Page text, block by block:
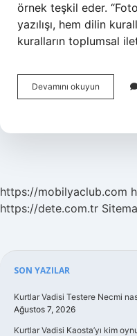
örnek teşkil eder.
yazılışı, hem dilin
kuralların toplumsal
Devamını okuyun
doğru
?
https://mobilyaclub.com
https://dete.com.tr
Sidebar
SON YAZILAR
Kurtlar Vadisi Testere Necmi
Ağustos 7, 2026
Kurtlar Vadisi Kaosta’yı kim